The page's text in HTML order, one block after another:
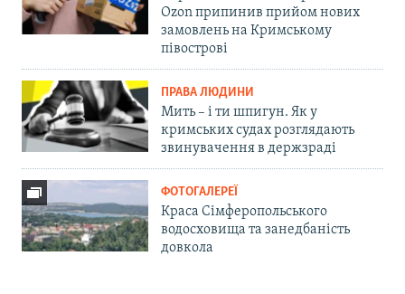
Ozon припинив прийом нових
замовлень на Кримському
півострові
ПРАВА ЛЮДИНИ
Мить – і ти шпигун. Як у
кримських судах розглядають
звинувачення в держзраді
ФОТОГАЛЕРЕЇ
Краса Сімферопольського
водосховища та занедбаність
довкола